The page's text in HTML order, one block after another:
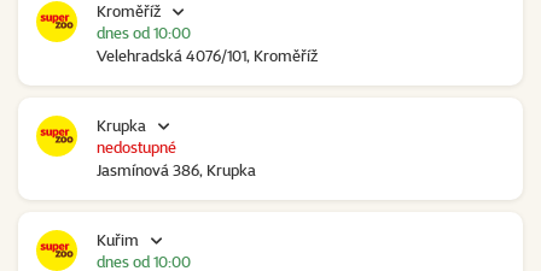
Kroměříž
Velehradská 4076/101, Kroměříž
dnes od 10:00
Krupka
Jasmínová 386, Krupka
nedostupné
Kuřim
dnes od 10:00